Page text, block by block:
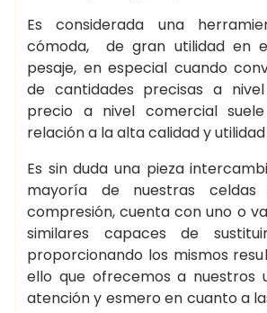
Es considerada una
cómoda, de gran utilidad en
pesaje, en especial cuando
de cantidades precisas a
precio a nivel comercial
relación a la alta calidad y
Es sin duda una pieza
mayoría de nuestras
compresión, cuenta con uno o
similares capaces de
proporcionando los mismos
ello que ofrecemos a nuestros
atención y esmero en cuanto a